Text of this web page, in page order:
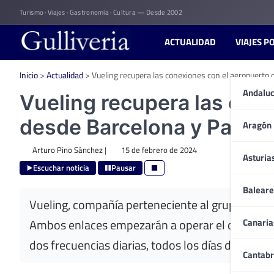
to
content
Turismo · Viajes · Gastronomía · Cultura — Desde 2002
ACTUALIDAD VIAJES
Aragón
Inicio>Actualidad>Vueling recupera las conexiones con el
Vueling recupera las
desde Barcelona y París
Arturo Pino Sánchez| 15 de febrero de 2024
Escuchar noticia Pausar
Vueling, compañía perteneciente al grupo
Ambos enlaces empezarán a operar el
dos frecuencias diarias, todos los días de la